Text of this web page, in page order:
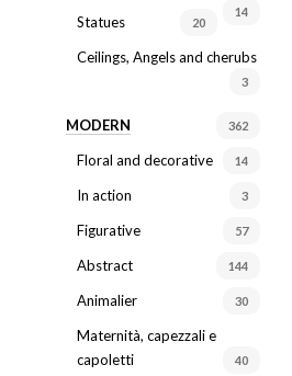
14
Statues 20
Ceilings, Angels and cherubs
3
MODERN 362
Floral and decorative 14
In action 3
Figurative 57
Abstract 144
Animalier 30
Maternità, capezzali e
capoletti
40